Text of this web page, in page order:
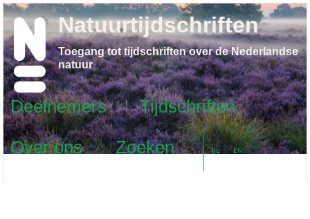
Deelnemers
Tijdschriften
Over ons
Zoeken NL EN
Natuurtijdschriften
Toegang tot tijdschriften over de Nederlandse
natuur